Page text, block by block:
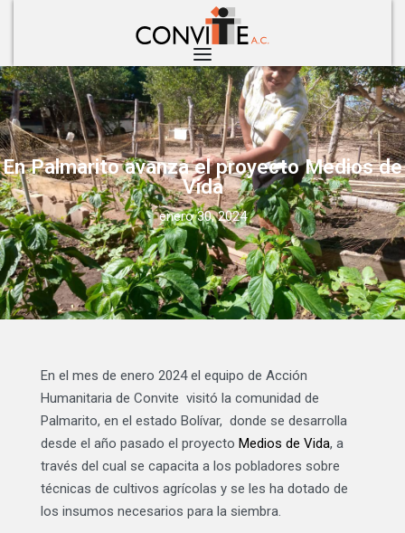
En Palmarito avanza el proyecto Medios de
Vida
enero 30, 2024
En el mes de enero 2024 el equipo de Acción
Humanitaria de Convite visitó la comunidad de
Palmarito, en el estado Bolívar, donde se desarrolla
desde el año pasado el proyecto Medios de Vida, a
través del cual se capacita a los pobladores sobre
técnicas de cultivos agrícolas y se les ha dotado de
los insumos necesarios para la siembra.